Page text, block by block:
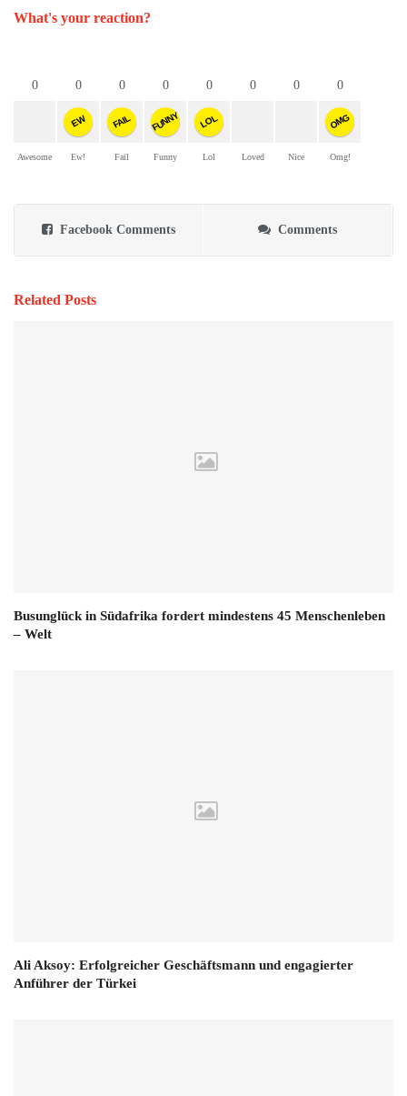
What's your reaction?
0
Awesome
0
EW
Ew!
0
FAIL
Fail
0
FUNNY
Funny
0
LOL
Lol
0
Loved
0
Nice
0
OMG
Omg!
Facebook Comments Comments
Related Posts
Busunglück in Südafrika fordert mindestens 45 Menschenleben
– Welt
Ali Aksoy: Erfolgreicher Geschäftsmann und engagierter
Anführer der Türkei